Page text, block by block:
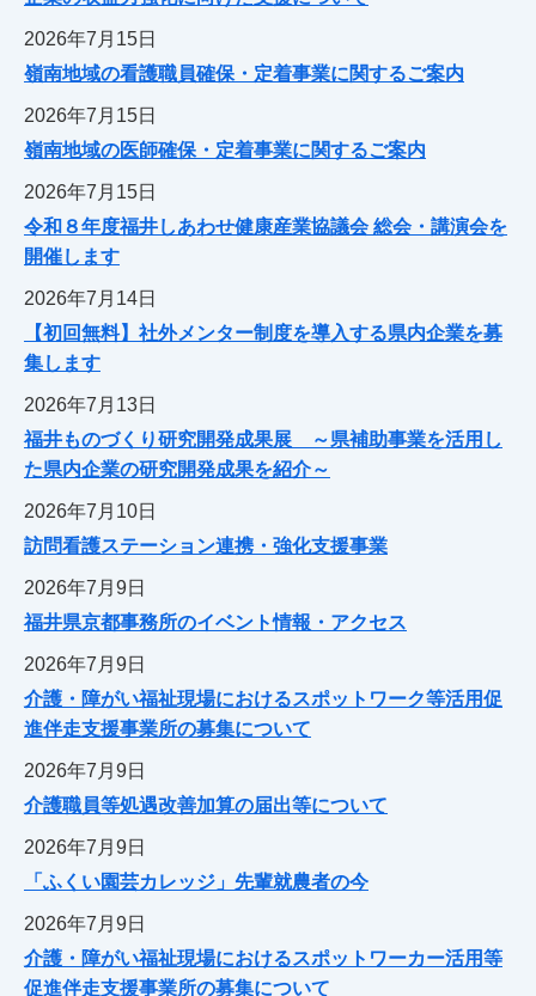
2026年7月15日
嶺南地域の看護職員確保・定着事業に関するご案内
2026年7月15日
嶺南地域の医師確保・定着事業に関するご案内
2026年7月15日
令和８年度福井しあわせ健康産業協議会 総会・講演会を
開催します
2026年7月14日
【初回無料】社外メンター制度を導入する県内企業を募
集します
2026年7月13日
福井ものづくり研究開発成果展 ～県補助事業を活用し
た県内企業の研究開発成果を紹介～
2026年7月10日
訪問看護ステーション連携・強化支援事業
2026年7月9日
福井県京都事務所のイベント情報・アクセス
2026年7月9日
介護・障がい福祉現場におけるスポットワーク等活用促
進伴走支援事業所の募集について
2026年7月9日
介護職員等処遇改善加算の届出等について
2026年7月9日
「ふくい園芸カレッジ」先輩就農者の今
2026年7月9日
介護・障がい福祉現場におけるスポットワーカー活用等
促進伴走支援事業所の募集について